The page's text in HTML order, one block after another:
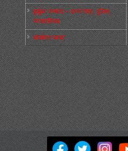
बुर्जुआ जनवाद – दमन तंत्र, पुलिस,
न्‍यायपालिका
संघर्षरत जनता
मज़दूर बिगुल